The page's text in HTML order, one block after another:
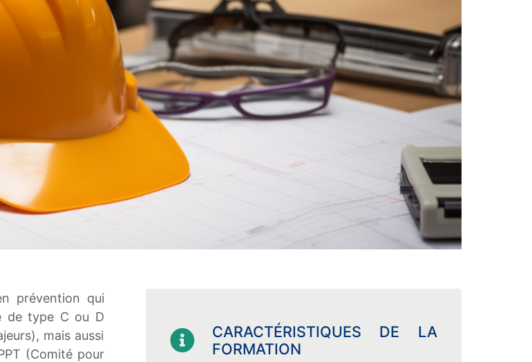
prévention qui
de type C ou D
mais aussi
(Comité pour
CARACTÉRISTIQUES DE LA
FORMATION